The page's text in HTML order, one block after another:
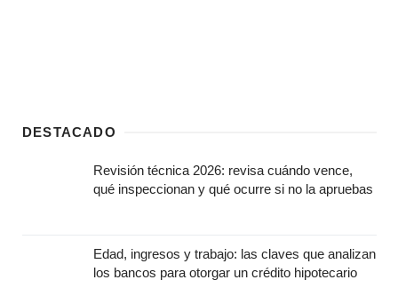
DESTACADO
Revisión técnica 2026: revisa cuándo vence,
qué inspeccionan y qué ocurre si no la apruebas
Edad, ingresos y trabajo: las claves que analizan
los bancos para otorgar un crédito hipotecario